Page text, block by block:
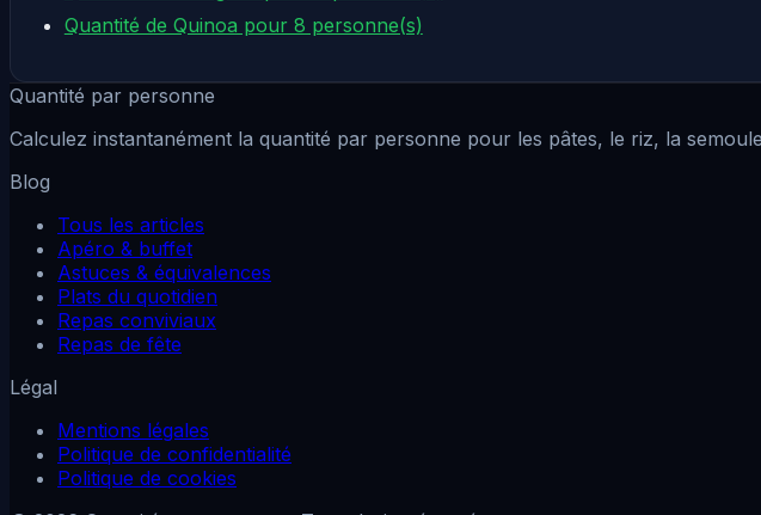
Quantité de Quinoa pour 8 personne(s)
Quantité par personne
Calculez instantanément la quantité par personne pour les pâtes, le riz, la
Blog
Tous les articles
Apéro & buffet
Astuces & équivalences
Plats du quotidien
Repas conviviaux
Repas de fête
Légal
Mentions légales
Politique de confidentialité
Politique de cookies